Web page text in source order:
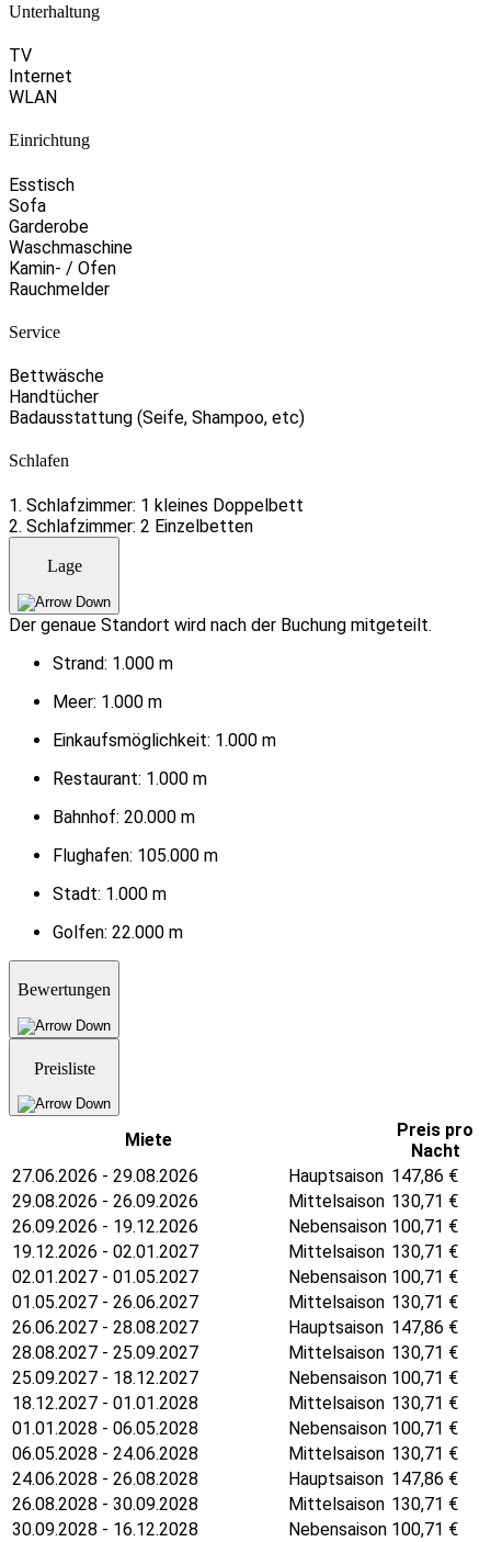
Unterhaltung
TV
Internet
WLAN
Einrichtung
Esstisch
Sofa
Garderobe
Waschmaschine
Kamin- / Ofen
Rauchmelder
Service
Bettwäsche
Handtücher
Badausstattung (Seife, Shampoo, etc)
Schlafen
1. Schlafzimmer: 1 kleines Doppelbett
2. Schlafzimmer: 2 Einzelbetten
Lage
Der genaue Standort wird nach der Buchung mitgeteilt.
Strand: 1.000 m
Meer: 1.000 m
Einkaufsmöglichkeit: 1.000 m
Restaurant: 1.000 m
Bahnhof: 20.000 m
Flughafen: 105.000 m
Stadt: 1.000 m
Golfen: 22.000 m
Bewertungen
Preisliste
Miete
Preis pro
Nacht
27.06.2026 - 29.08.2026
Hauptsaison 147,86 €
29.08.2026 - 26.09.2026
Mittelsaison 130,71 €
26.09.2026 - 19.12.2026
Nebensaison 100,71 €
19.12.2026 - 02.01.2027
Mittelsaison 130,71 €
02.01.2027 - 01.05.2027
Nebensaison 100,71 €
01.05.2027 - 26.06.2027
Mittelsaison 130,71 €
26.06.2027 - 28.08.2027
Hauptsaison 147,86 €
28.08.2027 - 25.09.2027
Mittelsaison 130,71 €
25.09.2027 - 18.12.2027
Nebensaison 100,71 €
18.12.2027 - 01.01.2028
Mittelsaison 130,71 €
01.01.2028 - 06.05.2028
Nebensaison 100,71 €
06.05.2028 - 24.06.2028
Mittelsaison 130,71 €
24.06.2028 - 26.08.2028
Hauptsaison 147,86 €
26.08.2028 - 30.09.2028
Mittelsaison 130,71 €
30.09.2028 - 16.12.2028
Nebensaison 100,71 €